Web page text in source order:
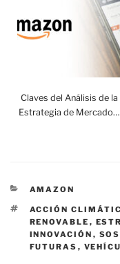
Claves del Análisis de la
Estrategia de Mercado…
CATEGORÍAS
AMAZON
ETIQUETAS
ACCIÓN
RENOVABLE ,
INNOVACIÓN ,
FUTURAS ,